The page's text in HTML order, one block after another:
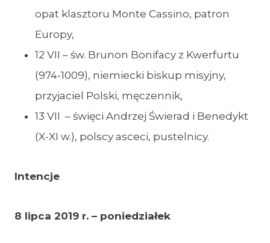
opat klasztoru Monte Cassino, patron
Europy,
12 VII – św. Brunon Bonifacy z Kwerfurtu
(974-1009), niemiecki biskup misyjny,
przyjaciel Polski, męczennik,
13 VII – święci Andrzej Świerad i Benedykt
(X-XI w.), polscy asceci, pustelnicy.
Intencje
8 lipca 2019 r. – poniedziałek